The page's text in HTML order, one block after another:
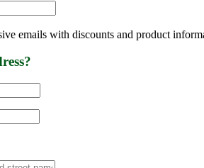
emails with discounts and product